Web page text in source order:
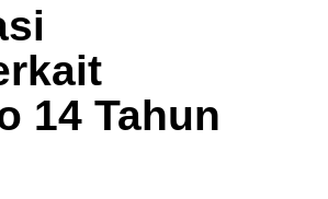
14 Tahun